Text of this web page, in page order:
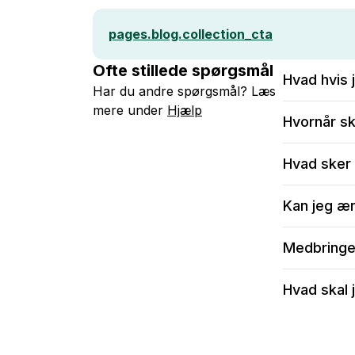
pages.blog.collection_cta
Ofte stillede spørgsmål
Har du andre spørgsmål? Læs
mere under Hjælp
Hvad hvis
Efter
Ændre i
Ændre i
Hvornår
i perioder
Skal du
Hvad
sendt et
aftale
Kan jeg
Er du
dine
mulighed
for at
Hvad skal